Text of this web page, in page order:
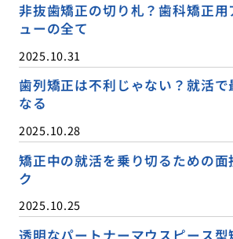
非抜歯矯正の切り札？歯科矯正用
ューの全て
2025.10.31
歯列矯正は不利じゃない？就活で
なる
2025.10.28
矯正中の就活を乗り切るための面
ク
2025.10.25
透明なパートナーマウスピース